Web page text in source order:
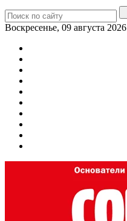
Воскресенье, 09 августа 2026